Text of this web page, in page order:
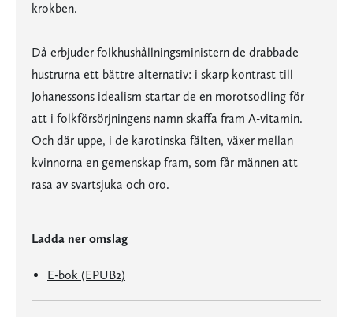
krokben.
Då erbjuder folkhushållningsministern de drabbade
hustrurna ett bättre alternativ: i skarp kontrast till
Johanessons idealism startar de en morotsodling för
att i folkförsörjningens namn skaffa fram A-vitamin.
Och där uppe, i de karotinska fälten, växer mellan
kvinnorna en gemenskap fram, som får männen att
rasa av svartsjuka och oro.
Ladda ner omslag
E-bok (EPUB2)